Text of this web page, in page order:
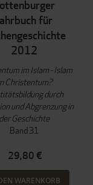
für
2012
im Islam - Islam
Christentum?
durch
und Abgrenzung in
der Geschichte
Band 31
29,80 €
WARENKORB